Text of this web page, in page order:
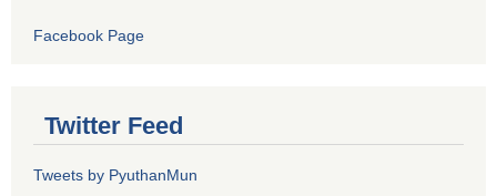
Facebook Page
Twitter Feed
Tweets by PyuthanMun